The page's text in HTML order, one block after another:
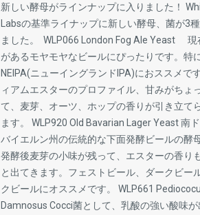
新しい酵母がラインナップに入りました！
Labsの基準ライナップに新しい酵母、菌が3
ました。 WLP066 London Fog Ale Yeast 現
があるモヤモヤなビールにぴったりです。特
NEIPA(ニューイングランドIPA)におススメで
ィアムエスターのプロファイル、甘みがちょ
て、麦芽、オーツ、ホップの香りが引き立て
ます。 WLP920 Old Bavarian Lager Yeast 南
バイエルン州の伝統的な下面発酵ビールの酵
発酵後麦芽の小味が残って、エスターの香り
と出てきます。フェストビール、ダークビー
クビールにオススメです。 WLP661
Damnosus Cocci菌として、乳酸の強い酸味が